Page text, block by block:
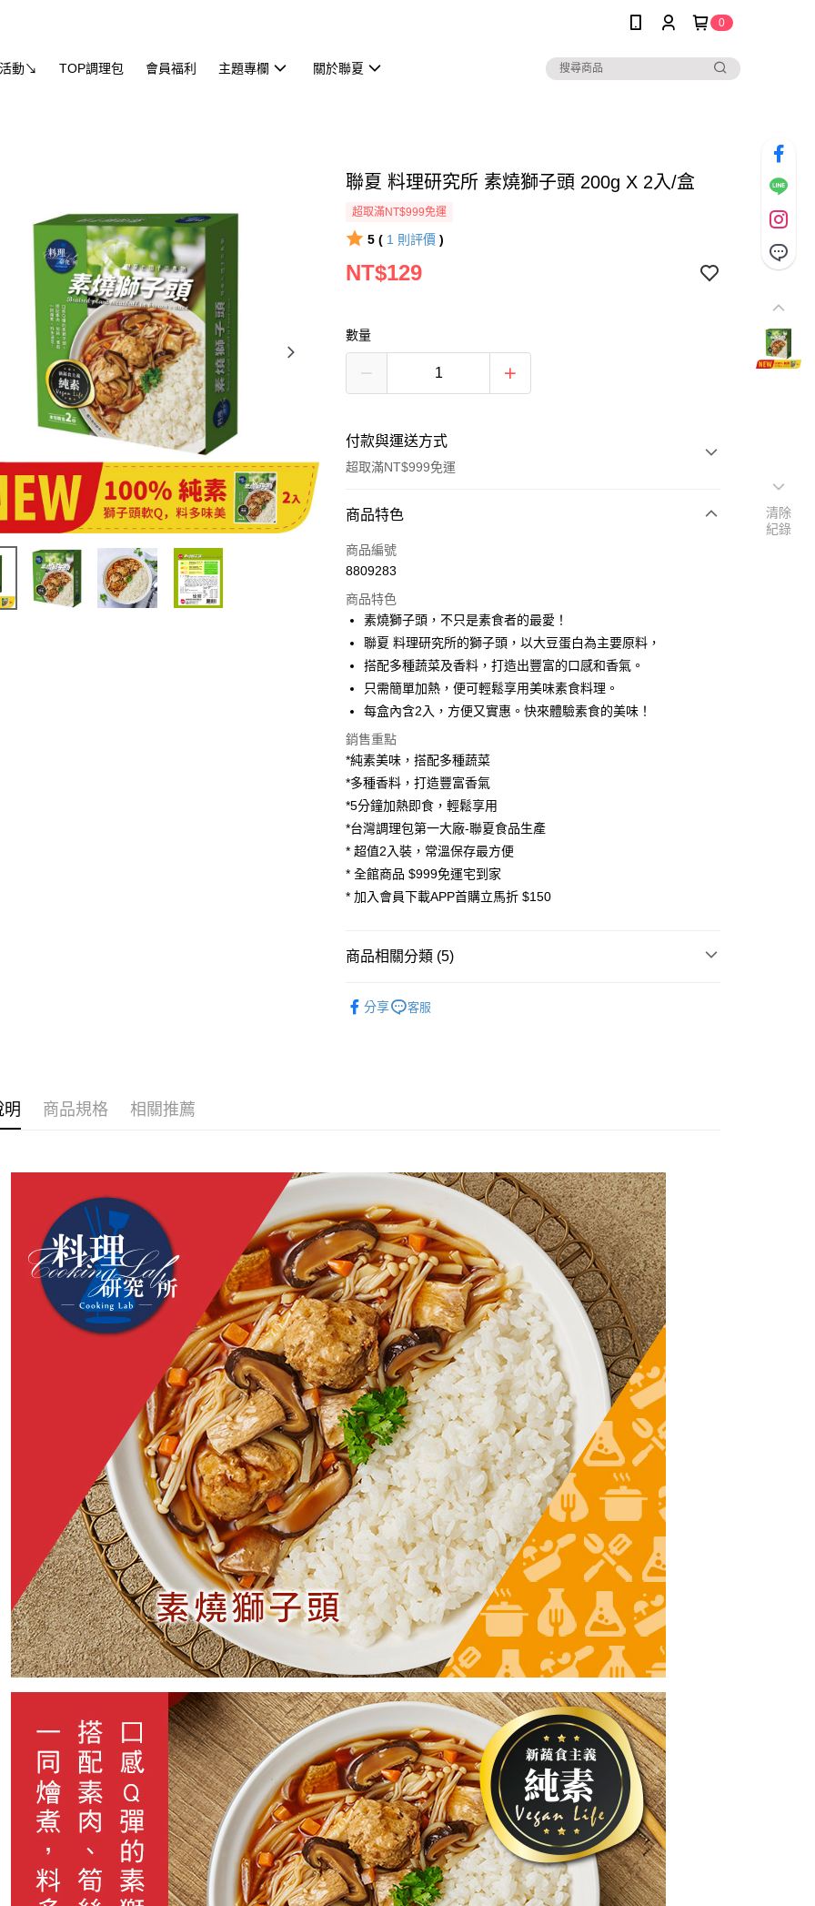
0
動↘ TOP調理包 會員福利 主題專欄 關於聯夏
聯夏 料理研究所 素燒獅子頭 200g X 2入/盒
超取滿NT$999免運
5 ( 1 則評價 )
NT$129
數量
付款與運送方式
超取滿NT$999免運
付款方式
信用卡一次付款
3 期 0 利率 每期 NT$43
合作金庫商業銀行
第一商業銀行
華南商業銀行
彰化商業銀行
國泰世華商業銀行
兆豐國際商業銀行
臺灣中小企業銀行
台中商業銀行
匯豐（台灣）商業銀行
聯邦商業銀行
玉山商業銀行
台新國際商業銀行
台灣樂天信用卡公司
6 期 0 利率 每期NT$21
合作金庫商業銀行
第一商業銀行
華南商業銀行
彰化商業銀行
上海商業儲蓄銀行
台北富邦商業銀行
臺灣中小企業銀行
匯豐（台灣）商業銀行
聯邦商業銀行
元大商業銀行
台新國際商業銀行
台灣樂天信用卡公司
12 期 0 利率 每期NT$10
合作金庫商業銀行
第一商業銀行
華南商業銀行
彰化商業銀行
上海商業儲蓄銀行
國泰世華商業銀行
臺灣中小企業銀行
匯豐（台灣）商業銀行
聯邦商業銀行
元大商業銀行
玉山商業銀行
台灣樂天信用卡公司
超商取貨付款
LINE Pay
Apple Pay
街口支付
Google Pay
ATM付款
貨到付款
運送方式
每筆NT$150，滿NT$999(含以上)免運費
每筆NT$150，滿NT$999(含以上)免運費
7-11取貨付款
每筆NT$150，滿NT$999(含以上)免運費
付款後7-11取貨
每筆NT$150，滿NT$999(含以上)免運費
宅配
每筆NT$150，滿NT$999(含以上)免運費
常溫宅配-到付
每筆NT$150，滿NT$999(含以上)免運費
商品特色
商品編號
8809283
商品特色
素燒獅子頭，不只是素食者的最愛！
聯夏 料理研究所的獅子頭，以大豆蛋白為主要原料，
搭配多種蔬菜及香料，打造出豐富的口感和香氣。
只需簡單加熱，便可輕鬆享用美味素食料理。
每盒內含2入，方便又實惠。快來體驗素食的美味！
銷售重點
*純素美味，搭配多種蔬菜
*多種香料，打造豐富香氣
*5分鐘加熱即食，輕鬆享用
*台灣調理包第一大廠-聯夏食品生產
* 超值2入裝，常溫保存最方便
* 全館商品 $999免運宅到家
* 加入會員下載APP首購立馬折 $150
商品相關分類 (5)
分享 客服
明 商品規格 相關推薦
清除
紀錄